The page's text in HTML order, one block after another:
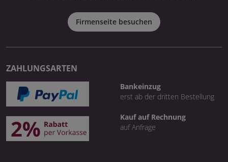
Firmenseite besuchen
ZAHLUNGSARTEN
Bankeinzug
erst ab der dritten Bestellung
Kauf auf Rechnung
auf Anfrage